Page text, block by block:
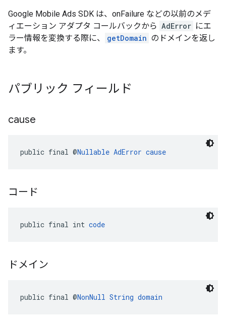
Google Mobile Ads SDK は、onFailure などの以前のメデ
ィエーション アダプタ コールバックから AdError にエ
ラー情報を変換する際に、
getDomain のドメインを返し
ます。
パブリック フィールド
cause
public final @Nullable AdError cause
コード
public final int code
ドメイン
public final @NonNull String domain